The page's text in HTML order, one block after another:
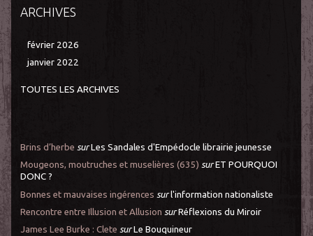
ARCHIVES
février 2026
janvier 2022
TOUTES LES ARCHIVES
Brins d’herbe surLes Sandales d'Empédocle librairie jeunesse
Mougeons, moutruches et muselières (635) surET POURQUOI
DONC ?
Bonnes et mauvaises ingérences surl'information nationaliste
Rencontre entre Illusion et Allusion surRéflexions du Miroir
James Lee Burke : Clete surLe Bouquineur